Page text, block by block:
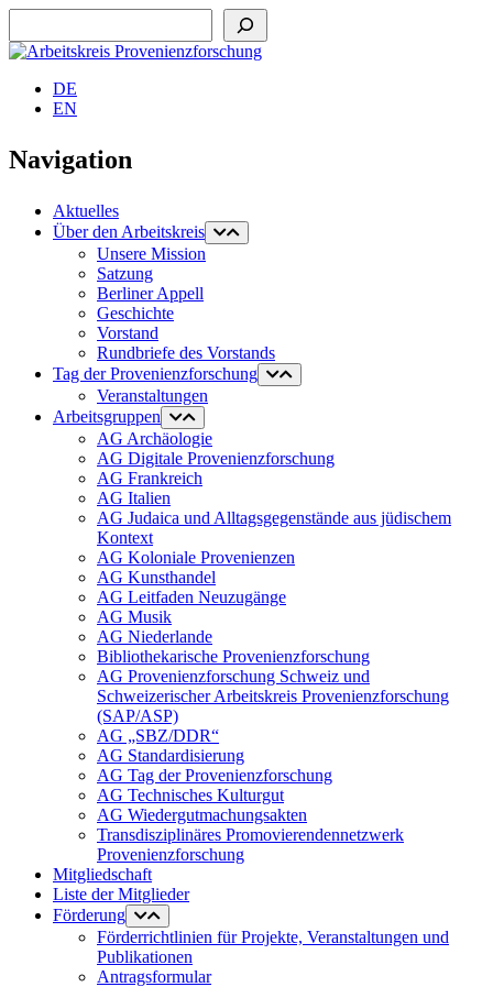
DE
EN
Navigation
Aktuelles
Über den Arbeitskreis
Unsere Mission
Satzung
Berliner Appell
Geschichte
Vorstand
Rundbriefe des Vorstands
Tag der Provenienzforschung
Veranstaltungen
Arbeitsgruppen
AG Archäologie
AG Digitale Provenienzforschung
AG Frankreich
AG Italien
AG Judaica und Alltagsgegenstände aus jüdischem
Kontext
AG Koloniale Provenienzen
AG Kunsthandel
AG Leitfaden Neuzugänge
AG Musik
AG Niederlande
Bibliothekarische Provenienzforschung
AG Provenienzforschung Schweiz und
Schweizerischer Arbeitskreis Provenienzforschung
(SAP/ASP)
AG „SBZ/DDR“
AG Standardisierung
AG Tag der Provenienzforschung
AG Technisches Kulturgut
AG Wiedergutmachungsakten
Transdisziplinäres Promovierendennetzwerk
Provenienzforschung
Mitgliedschaft
Liste der Mitglieder
Förderung
Förderrichtlinien für Projekte, Veranstaltungen und
Publikationen
Antragsformular